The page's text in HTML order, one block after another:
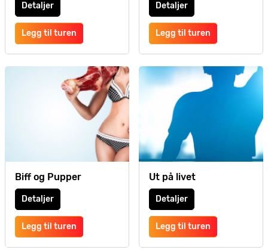
Detaljer
Legg til turen
Detaljer
Legg til turen
Biff og Pupper
Detaljer
Legg til turen
Ut på livet
Detaljer
Legg til turen